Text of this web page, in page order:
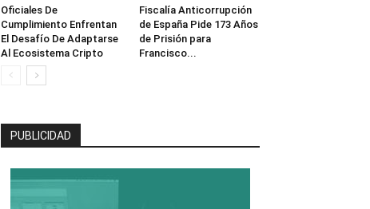
Oficiales De
Cumplimiento Enfrentan
El Desafío De Adaptarse
Al Ecosistema Cripto
Fiscalía Anticorrupción
de España Pide 173 Años
de Prisión para
Francisco...
PUBLICIDAD